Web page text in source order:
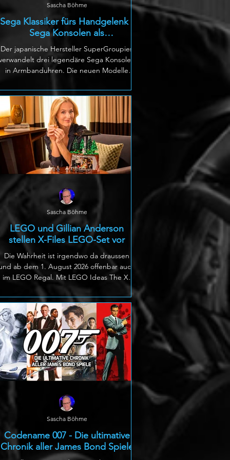
Sega Klassiker fürs Handgelenk -
Sega Konsolen als
Armbanduhren
Der japanische Hersteller SuperGroupies
drei legendäre Sega Konsolen
in Armbanduhren. Die neuen Modelle
Saturn und Dreamcast und übernehmen
zahlreiche Designelemente der jeweiligen
Hardware. Die Mega Drive Uhr erinnert
mit Modulschacht, Reset Taste und 16 Bit
Schriftzug an Segas Kultkonsole. Beim
Saturn Modell finden sich bekannte Logos
und Bedienelemente wieder, während die
Dreamcast Variante unter anderem die
Disc Abdeckung un
Sascha Böhme
LEGO und Gillian Anderson
stellen X-Files LEGO-Set vor
Die Wahrheit ist irgendwo da draussen
ab dem 1. August 2026 offenbar auch
im LEGO Regal. Mit LEGO Ideas The X-
Files erscheint ein umfangreiches Set zur
kultigen Mystery Serie der 1990er Jahre.
Das Modell Nr. 21369 besteht aus 1478
Teilen und kombiniert Mulders detailreich
eingerichtetes Kellerbüro mit einer
Waldszene, über der ein UFO schwebt.
Zum Lieferumfang gehören acht
Minifiguren, darunter Fox Mulder, Dana
Scully, Walter Skinner, Mr. X, Alex Krycek
Sascha Böhme
Codename 007 - Die ultimative
Chronik aller James Bond Spiele
Sascha Böhme